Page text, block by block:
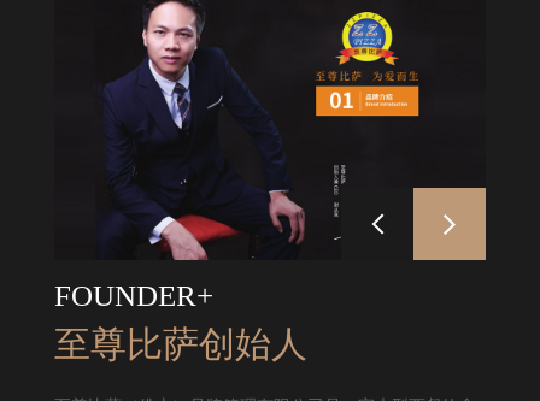
FOUNDER+
至尊比萨创始人